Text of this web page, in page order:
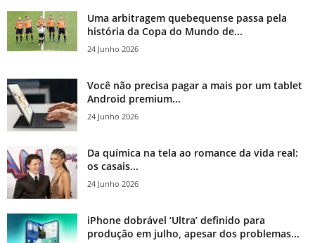
Uma arbitragem quebequense passa pela
história da Copa do Mundo de...
24 Junho 2026
Você não precisa pagar a mais por um tablet
Android premium...
24 Junho 2026
Da química na tela ao romance da vida real:
os casais...
24 Junho 2026
iPhone dobrável ‘Ultra’ definido para
produção em julho, apesar dos problemas...